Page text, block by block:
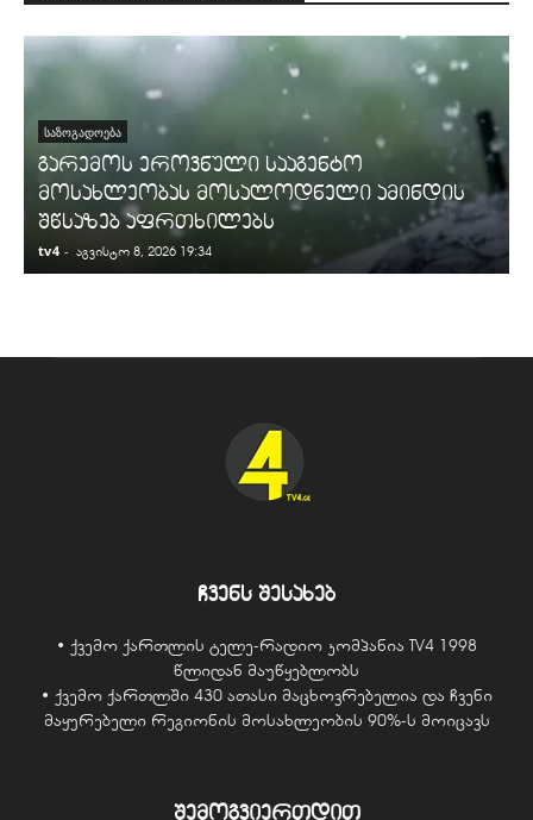
ᲡᲐᲖᲝᲒᲐᲓᲝᲔᲑᲐ
გარემოს ეროვნული სააგენტო
მოსახლეობას მოსალოდნელი ამინდის
შწსაზებ აფრთხილებს
tv4 - აგვისტო 8, 2026 19:34
ჩვენს შესახებ
• ქვემო ქართლის ტელე-რადიო კომპანია TV4 1998
წლიდან მაუწყებლობს
• ქვემო ქართლში 430 ათასი მაცხოვრებელია და ჩვენი
მაყურებელი რეგიონის მოსახლეობის 90%-ს მოიცავს
შემოგვიერთდით